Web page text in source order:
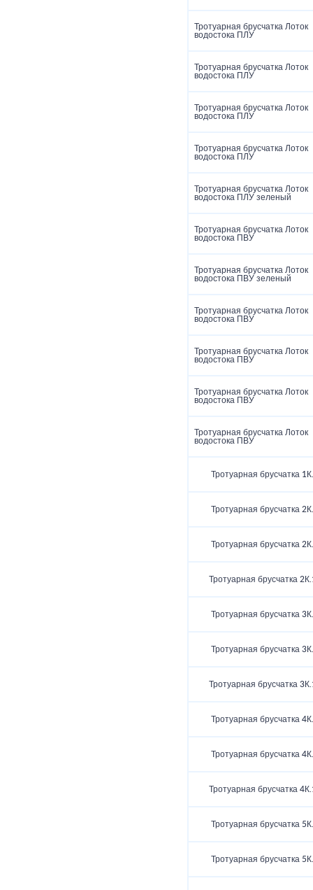
Тротуарная брусчатка Лоток
водостока ПЛУ
Тротуарная брусчатка Лоток
водостока ПЛУ
Тротуарная брусчатка Лоток
водостока ПЛУ
Тротуарная брусчатка Лоток
водостока ПЛУ
Тротуарная брусчатка Лоток
водостока ПЛУ зеленый
Тротуарная брусчатка Лоток
водостока ПВУ
Тротуарная брусчатка Лоток
водостока ПВУ зеленый
Тротуарная брусчатка Лоток
водостока ПВУ
Тротуарная брусчатка Лоток
водостока ПВУ
Тротуарная брусчатка Лоток
водостока ПВУ
Тротуарная брусчатка Лоток
водостока ПВУ
Тротуарная брусчатка
Тротуарная брусчатка
Тротуарная брусчатка
Тротуарная брусчатка
Тротуарная брусчатка
Тротуарная брусчатка
Тротуарная брусчатка
Тротуарная брусчатка
Тротуарная брусчатка
Тротуарная брусчатка
Тротуарная брусчатка
Тротуарная брусчатка